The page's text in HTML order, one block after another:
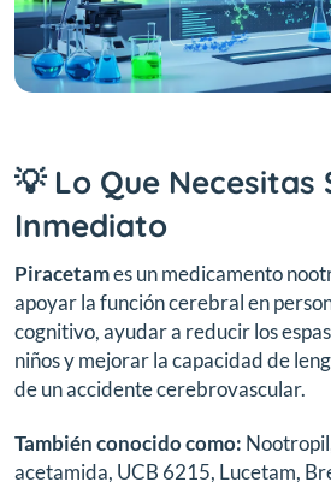
💡 Lo Que Necesitas
Inmediato
Piracetames un medicamento
apoyar la función cerebral en
cognitivo, ayudar a reducir los
niños y mejorar la capacidad de
de un accidente cerebrovascular.
También conocido como:
acetamida, UCB 6215, Lucetam,